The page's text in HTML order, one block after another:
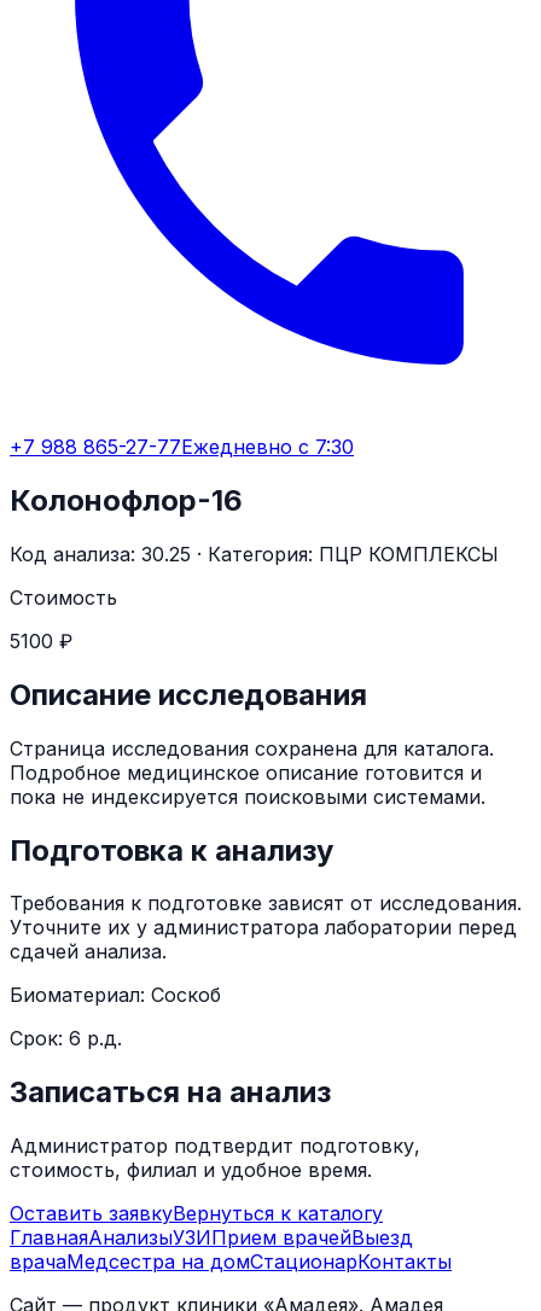
+7 988 865-27-77Ежедневно с 7:30
Колонофлор-16
Код анализа: 30.25 · Категория: ПЦР КОМПЛЕКСЫ
Стоимость
5100 ₽
Описание исследования
Страница исследования сохранена для каталога.
Подробное медицинское описание готовится и
пока не индексируется поисковыми системами.
Подготовка к анализу
Требования к подготовке зависят от исследования.
Уточните их у администратора лаборатории перед
сдачей анализа.
Биоматериал: Соскоб
Срок: 6 р.д.
Записаться на анализ
Администратор подтвердит подготовку,
стоимость, филиал и удобное время.
Оставить заявкуВернуться к каталогу
ГлавнаяАнализыУЗИПрием врачейВыезд
врачаМедсестра на домСтационарКонтакты
Сайт — продукт клиники «Амадея». Амадея